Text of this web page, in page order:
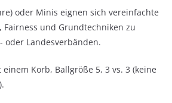
oder Minis eignen sich vereinfachte
Fairness und Grundtechniken zu
oder Landesverbänden.
Korb, Ballgröße 5, 3 vs. 3 (keine